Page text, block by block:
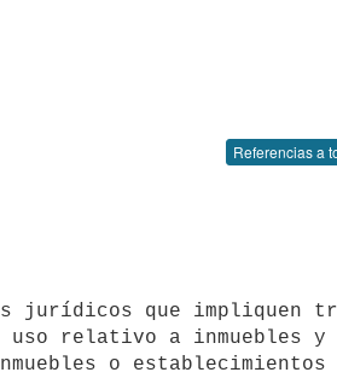
Referencias a
relativo a inmuebles y
o establecimientos